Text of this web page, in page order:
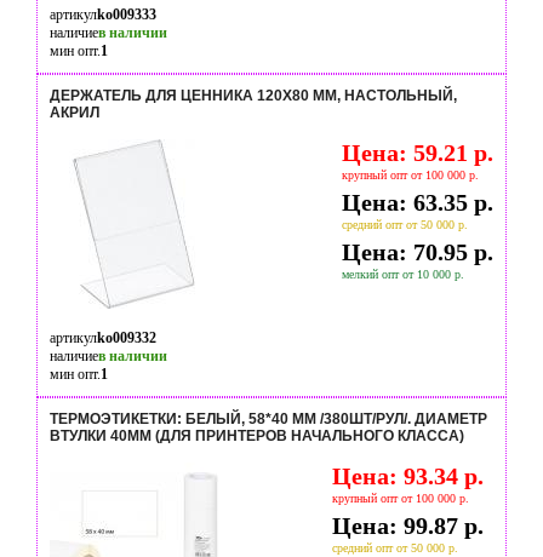
артикулko009333
наличиев наличии
мин опт.1
ДЕРЖАТЕЛЬ ДЛЯ ЦЕННИКА 120Х80 ММ, НАСТОЛЬНЫЙ,
АКРИЛ
Цена: 59.21 р.
крупный опт от 100 000 р.
Цена: 63.35 р.
средний опт от 50 000 р.
Цена: 70.95 р.
мелкий опт от 10 000 р.
артикулko009332
наличиев наличии
мин опт.1
ТЕРМОЭТИКЕТКИ: БЕЛЫЙ, 58*40 ММ /380ШТ/РУЛ/. ДИАМЕТР
ВТУЛКИ 40ММ (ДЛЯ ПРИНТЕРОВ НАЧАЛЬНОГО КЛАССА)
Цена: 93.34 р.
крупный опт от 100 000 р.
Цена: 99.87 р.
средний опт от 50 000 р.